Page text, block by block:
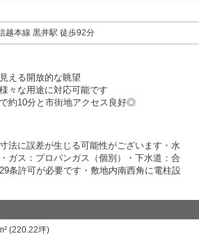
越本線 黒井駅 徒歩92分
える開放的な眺望
々な用途に対応可能です
約10分と市街地アクセス良好◎
法に誤差が生じる可能性がございます・水
ガス：プロパンガス（個別）・下水道：合
条許可が必要です・敷地内南西角に電柱設
(220.22坪)